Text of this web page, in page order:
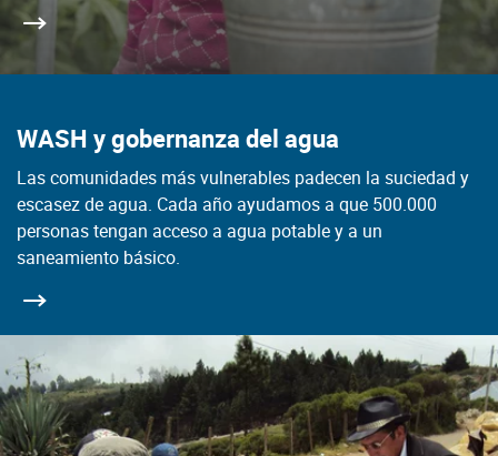
WASH y gobernanza del agua
Las comunidades más vulnerables padecen la suciedad y
escasez de agua. Cada año ayudamos a que 500.000
personas tengan acceso a agua potable y a un
saneamiento básico.